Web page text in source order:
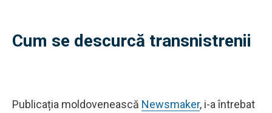
Cum se descurcă transnistrenii
Publicația moldovenească Newsmaker, i-a întrebat